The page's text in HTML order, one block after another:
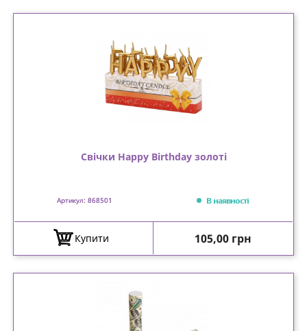
Свічки Happy Birthday золоті
Артикул: 868501 В наявності
Купити Ціна
105,00 грн